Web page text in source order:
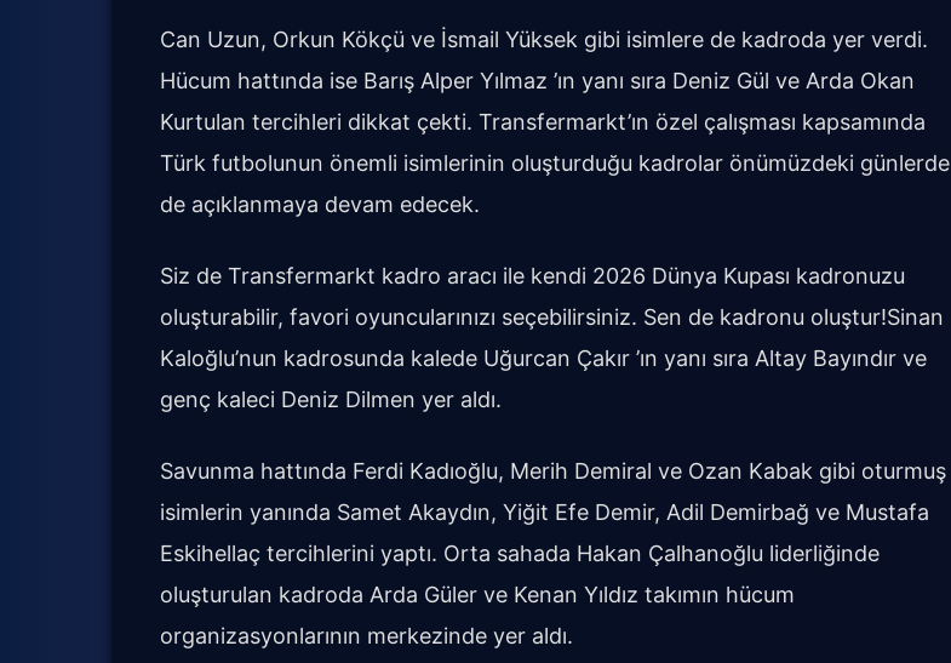
Can Uzun, Orkun Kökçü ve İsmail Yüksek gibi isimlere de kadroda yer verdi.
Hücum hattında ise Barış Alper Yılmaz ’ın yanı sıra Deniz Gül ve Arda Okan
Kurtulan tercihleri dikkat çekti. Transfermarkt’ın özel çalışması kapsamında
Türk futbolunun önemli isimlerinin oluşturduğu kadrolar önümüzdeki günlerde
de açıklanmaya devam edecek.
Siz de Transfermarkt kadro aracı ile kendi 2026 Dünya Kupası kadronuzu
oluşturabilir, favori oyuncularınızı seçebilirsiniz. Sen de kadronu oluştur!Sinan
Kaloğlu’nun kadrosunda kalede Uğurcan Çakır ’ın yanı sıra Altay Bayındır ve
genç kaleci Deniz Dilmen yer aldı.
Savunma hattında Ferdi Kadıoğlu, Merih Demiral ve Ozan Kabak gibi oturmuş
isimlerin yanında Samet Akaydın, Yiğit Efe Demir, Adil Demirbağ ve Mustafa
Eskihellaç tercihlerini yaptı. Orta sahada Hakan Çalhanoğlu liderliğinde
oluşturulan kadroda Arda Güler ve Kenan Yıldız takımın hücum
organizasyonlarının merkezinde yer aldı.